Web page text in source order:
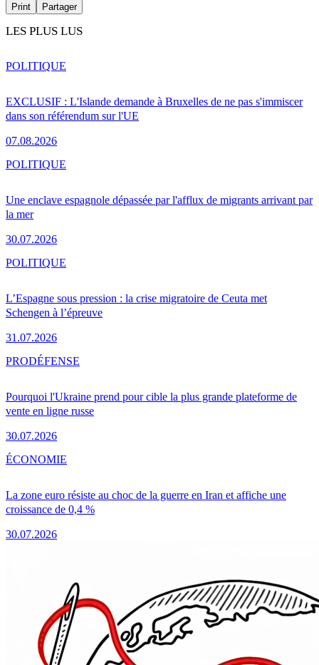
Print Partager
LES PLUS LUS
EXCLUSIF : L'Islande demande à Bruxelles de ne pas s'immiscer
dans son référendum sur l'UE
07.08.2026
POLITIQUE
Une enclave espagnole dépassée par l'afflux de migrants arrivant par
la mer
30.07.2026
POLITIQUE
L’Espagne sous pression : la crise migratoire de Ceuta met
Schengen à l’épreuve
31.07.2026
POLITIQUE
Pourquoi l'Ukraine prend pour cible la plus grande plateforme de
vente en ligne russe
30.07.2026
PRODÉFENSE
La zone euro résiste au choc de la guerre en Iran et affiche une
croissance de 0,4 %
30.07.2026
ÉCONOMIE